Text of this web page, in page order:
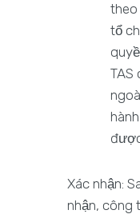
theo
tổ
TAS
Xác nhận:
nhận, công